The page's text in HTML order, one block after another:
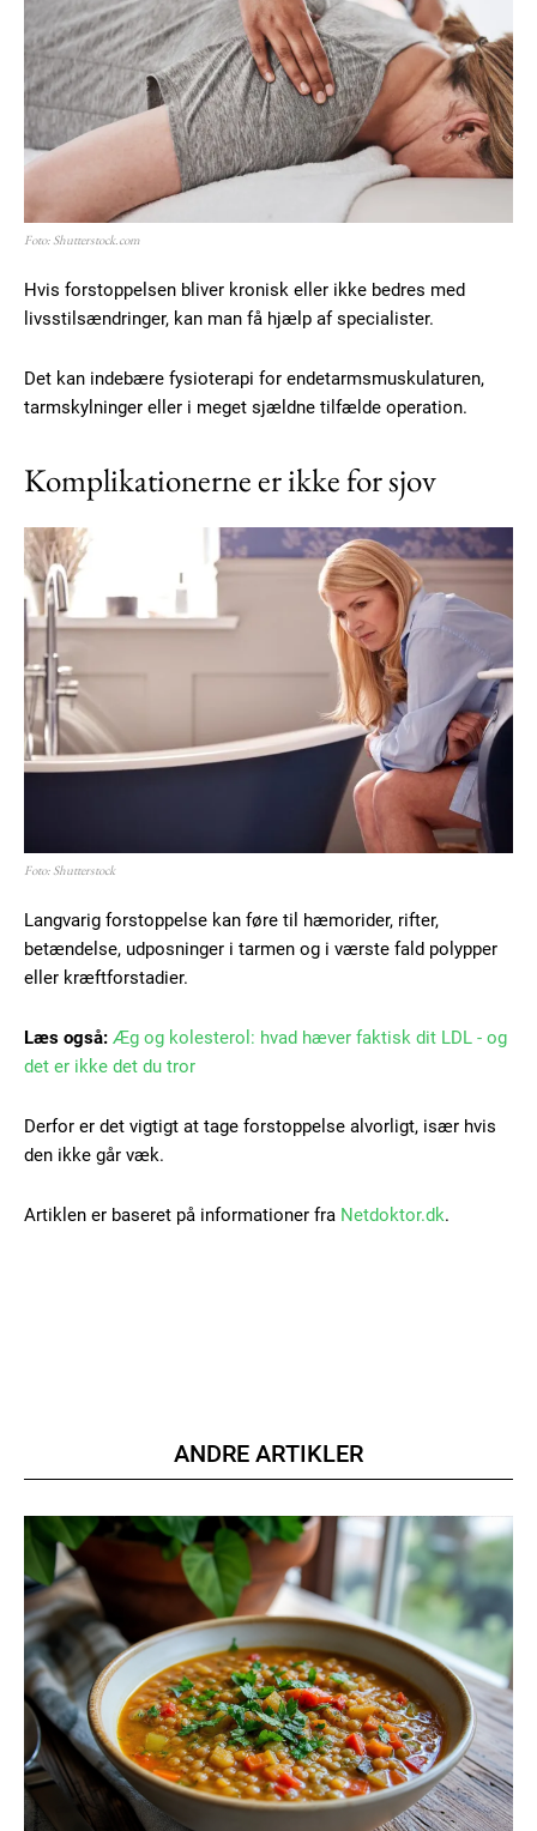
Foto: Shutterstock.com
Hvis forstoppelsen bliver kronisk eller ikke bedres med
livsstilsændringer, kan man få hjælp af specialister.
Det kan indebære fysioterapi for endetarmsmuskulaturen,
tarmskylninger eller i meget sjældne tilfælde operation.
Komplikationerne er ikke for sjov
Foto: Shutterstock
Langvarig forstoppelse kan føre til hæmorider, rifter,
betændelse, udposninger i tarmen og i værste fald polypper
eller kræftforstadier.
Læs også: Æg og kolesterol: hvad hæver faktisk dit LDL - og
det er ikke det du tror
Derfor er det vigtigt at tage forstoppelse alvorligt, især hvis
den ikke går væk.
Artiklen er baseret på informationer fra Netdoktor.dk.
ANDRE ARTIKLER